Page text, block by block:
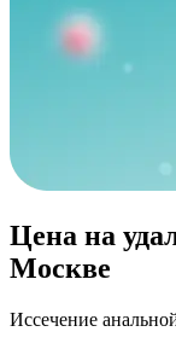
Цена на
Москве
Иссечение